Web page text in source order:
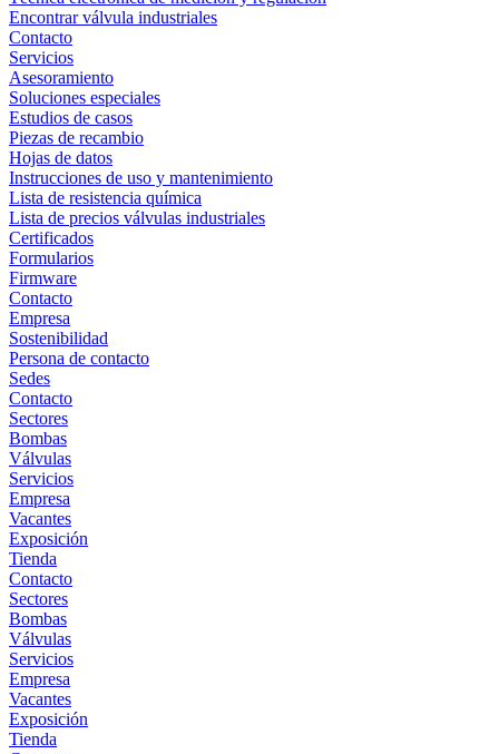
Encontrar válvula industriales
Contacto
Servicios
Asesoramiento
Soluciones especiales
Estudios de casos
Piezas de recambio
Hojas de datos
Instrucciones de uso y mantenimiento
Lista de resistencia química
Lista de precios válvulas industriales
Certificados
Formularios
Firmware
Contacto
Empresa
Sostenibilidad
Persona de contacto
Sedes
Contacto
Sectores
Bombas
Válvulas
Servicios
Empresa
Vacantes
Exposición
Tienda
Contacto
Sectores
Bombas
Válvulas
Servicios
Empresa
Vacantes
Exposición
Tienda